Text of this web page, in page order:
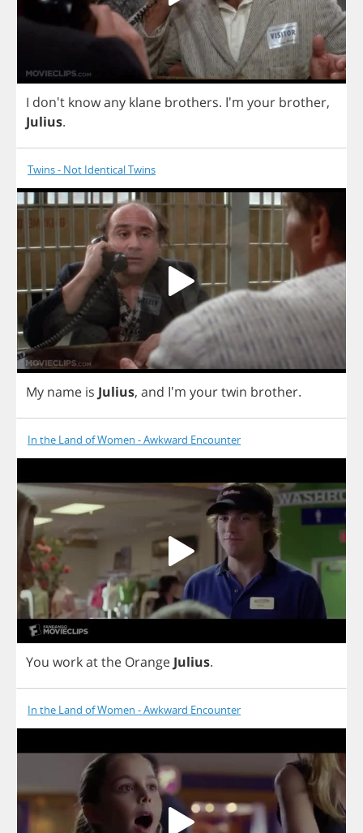
I don't knowany klane brothers. I'm your brother,
Julius.
Twins - Not Identical Twins
My name is Julius, and I'm yourtwin brother.
In the Land of Women - Awkward Encounter
You workatthe Orange Julius.
In the Land of Women - Awkward Encounter